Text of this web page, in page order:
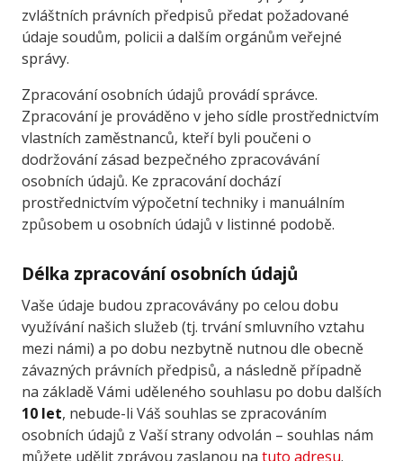
zvláštních právních předpisů předat požadované
údaje soudům, policii a dalším orgánům veřejné
správy.
Zpracování osobních údajů provádí správce.
Zpracování je prováděno v jeho sídle prostřednictvím
vlastních zaměstnanců, kteří byli poučeni o
dodržování zásad bezpečného zpracovávání
osobních údajů. Ke zpracování dochází
prostřednictvím výpočetní techniky i manuálním
způsobem u osobních údajů v listinné podobě.
Délka zpracování osobních údajů
Vaše údaje budou zpracovávány po celou dobu
využívání našich služeb (tj. trvání smluvního vztahu
mezi námi) a po dobu nezbytně nutnou dle obecně
závazných právních předpisů, a následně případně
na základě Vámi uděleného souhlasu po dobu dalších
10 let, nebude-li Váš souhlas se zpracováním
osobních údajů z Vaší strany odvolán – souhlas nám
můžete udělit zprávou zaslanou na tuto adresu.